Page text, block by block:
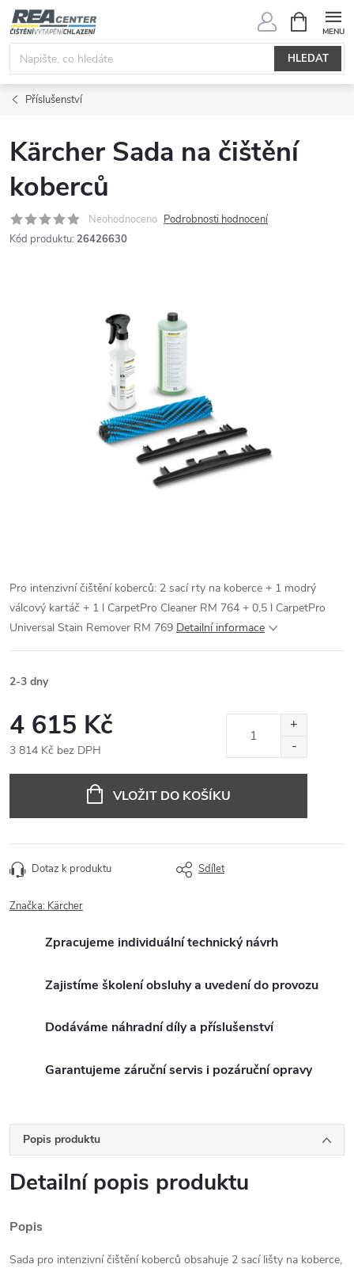
Přejít
na
obsah
HLEDAT
NÁKUPNÍ
KOŠÍK
Příslušenství
Kärcher Sada na čištění
koberců
Neohodnoceno Podrobnosti hodnocení
Kód produktu: 26426630
Pro intenzivní čištění koberců: 2 sací rty na koberce + 1 modrý
válcový kartáč + 1 l CarpetPro Cleaner RM 764 + 0,5 l CarpetPro
Universal Stain Remover RM 769 Detailní informace
2-3 dny
4 615 Kč
3 814 Kč bez DPH
VLOŽIT DO KOŠÍKU
Dotaz k produktu Sdílet
Značka: Kärcher
Zpracujeme individuální technický návrh
Zajistíme školení obsluhy a uvedení do provozu
Dodáváme náhradní díly a příslušenství
Garantujeme záruční servis i pozáruční opravy
Popis produktu
Detailní popis produktu
Popis
Sada pro intenzivní čištění koberců obsahuje 2 sací lišty na koberce,